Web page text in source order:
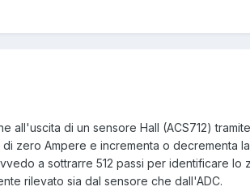
all'uscita di un sensore Hall (ACS712) tramite
zero Ampere e incrementa o decrementa
a sottrarre 512 passi per identificare lo
rilevato sia dal sensore che dall'ADC.